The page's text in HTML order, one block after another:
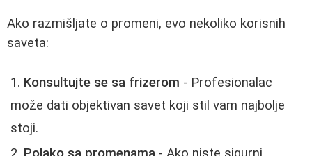
Ako razmišljate o promeni, evo nekoliko korisnih
saveta:
Konsultujte se sa frizerom - Profesionalac
može dati objektivan savet koji stil vam najbolje
stoji.